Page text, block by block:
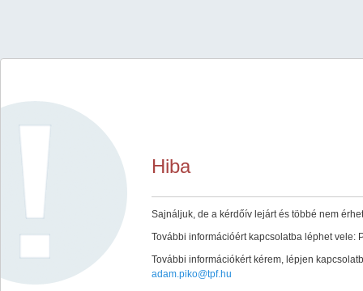
Hiba
Sajnáljuk, de a kérdőív lejárt és többé nem
További információért kapcsolatba léphet vele:
További információkért kérem, lépjen
adam.piko@tpf.hu